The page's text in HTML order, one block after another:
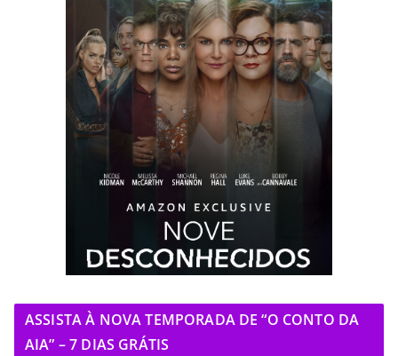
ASSISTA À NOVA TEMPORADA DE “O CONTO DA
AIA” – 7 DIAS GRÁTIS